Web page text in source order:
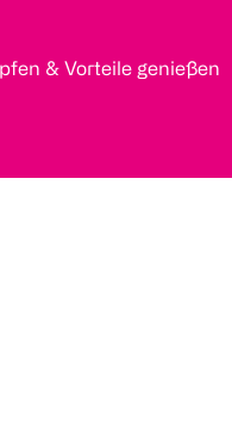
& Vorteile genießen